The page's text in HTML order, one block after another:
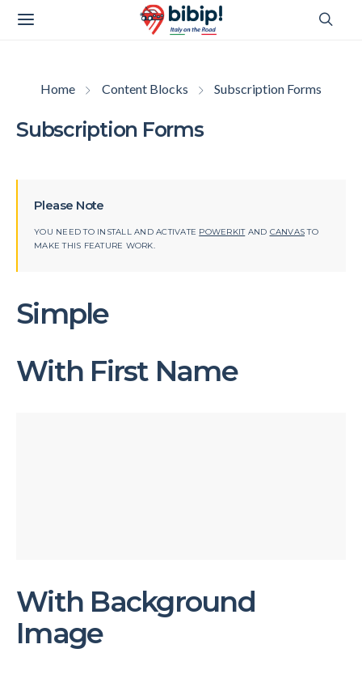
Home Content Blocks Subscription Forms
Subscription Forms
Please Note
YOU NEED TO INSTALL AND ACTIVATE POWERKITAND CANVASTO
MAKE THIS FEATURE WORK.
Simple
With First Name
With Background
Image